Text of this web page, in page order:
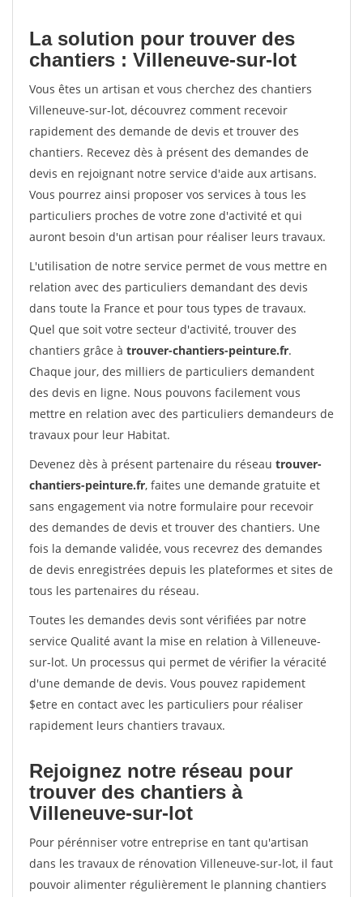
La solution pour trouver des
chantiers : Villeneuve-sur-lot
Vous êtes un artisan et vous cherchez des chantiers
Villeneuve-sur-lot, découvrez comment recevoir
rapidement des demande de devis et trouver des
chantiers. Recevez dès à présent des demandes de
devis en rejoignant notre service d'aide aux artisans.
Vous pourrez ainsi proposer vos services à tous les
particuliers proches de votre zone d'activité et qui
auront besoin d'un artisan pour réaliser leurs travaux.
L'utilisation de notre service permet de vous mettre en
relation avec des particuliers demandant des devis
dans toute la France et pour tous types de travaux.
Quel que soit votre secteur d'activité, trouver des
chantiers grâce à trouver-chantiers-peinture.fr.
Chaque jour, des milliers de particuliers demandent
des devis en ligne. Nous pouvons facilement vous
mettre en relation avec des particuliers demandeurs de
travaux pour leur Habitat.
Devenez dès à présent partenaire du réseau trouver-
chantiers-peinture.fr, faites une demande gratuite et
sans engagement via notre formulaire pour recevoir
des demandes de devis et trouver des chantiers. Une
fois la demande validée, vous recevrez des demandes
de devis enregistrées depuis les plateformes et sites de
tous les partenaires du réseau.
Toutes les demandes devis sont vérifiées par notre
service Qualité avant la mise en relation à Villeneuve-
sur-lot. Un processus qui permet de vérifier la véracité
d'une demande de devis. Vous pouvez rapidement
$etre en contact avec les particuliers pour réaliser
rapidement leurs chantiers travaux.
Rejoignez notre réseau pour
trouver des chantiers à
Villeneuve-sur-lot
Pour pérénniser votre entreprise en tant qu'artisan
dans les travaux de rénovation Villeneuve-sur-lot, il faut
pouvoir alimenter régulièrement le planning chantiers